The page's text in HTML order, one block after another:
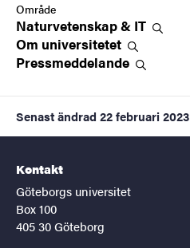
Område
Naturvetenskap & IT
Om universitetet
Pressmeddelande
Senast ändrad 22 februari 2023
Kontakt
Göteborgs universitet
Box 100
405 30 Göteborg